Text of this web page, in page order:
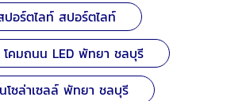
ปอร์ตไลท์ สปอร์ตไลท์
คมถนน LED พัทยา ชลบุรี
โซล่าเซลล์ พัทยา ชลบุรี